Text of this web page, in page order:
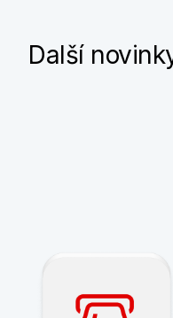
Další
Sdílená
Nově můžete